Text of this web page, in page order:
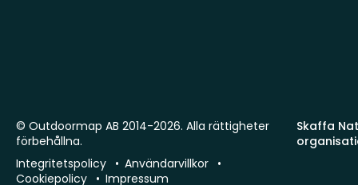
Skaffa
© Outdoormap AB 2014-2026. Alla rättigheter
förbehållna.
Integritetspolicy
Användarvillkor
Cookiepolicy
Impressum